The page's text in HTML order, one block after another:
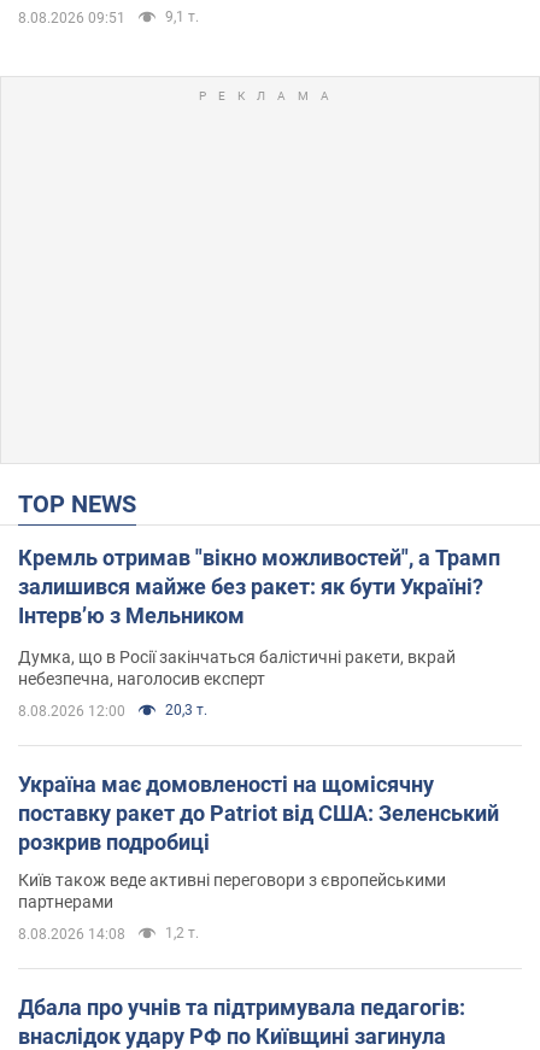
8.08.2026 09:51 9,1 т.
TOP NEWS
Кремль отримав "вікно можливостей", а Трамп
залишився майже без ракет: як бути Україні?
Інтерв’ю з Мельником
Думка, що в Росії закінчаться балістичні ракети, вкрай
небезпечна, наголосив експерт
8.08.2026 12:00 20,3 т.
Україна має домовленості на щомісячну
поставку ракет до Patriot від США: Зеленський
розкрив подробиці
Київ також веде активні переговори з європейськими
партнерами
8.08.2026 14:08 1,2 т.
Дбала про учнів та підтримувала педагогів:
внаслідок удару РФ по Київщині загинула